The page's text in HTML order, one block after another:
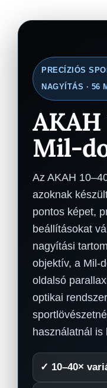
PRECÍZIÓS
NAGYÍTÁS · 56
AKAH
Mil-
Az AKAH
azoknak
pontos képet,
beállításokat
nagyítási
objektív, a Mil-
oldalsó
optikai
használatnál is
✓ 10–40×